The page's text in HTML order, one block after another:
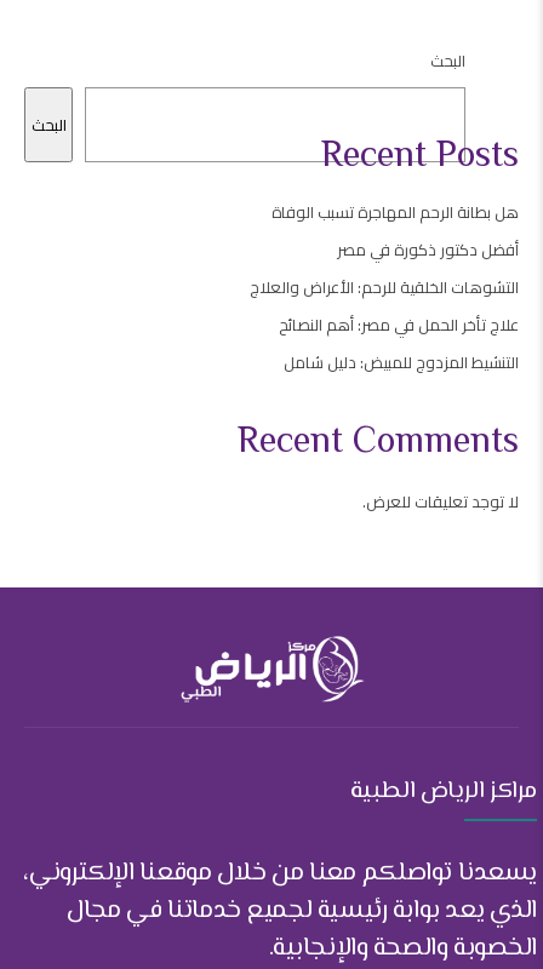
البحث
البحث
Recent Posts
هل بطانة الرحم المهاجرة تسبب الوفاة
أفضل دكتور ذكورة في مصر
التشوهات الخلقية للرحم: الأعراض والعلاج
علاج تأخر الحمل في مصر: أهم النصائح
التنشيط المزدوج للمبيض: دليل شامل
Recent Comments
لا توجد تعليقات للعرض.
مراكز الرياض الطبية
يسعدنا تواصلكم معنا من خلال موقعنا الإلكتروني،
الذي يعد بوابة رئيسية لجميع خدماتنا في مجال
الخصوبة والصحة والإنجابية.